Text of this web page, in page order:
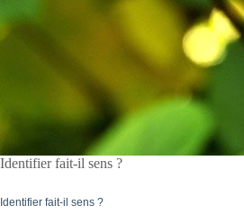
Identifier fait-il sens ?
Identifier fait-il sens ?